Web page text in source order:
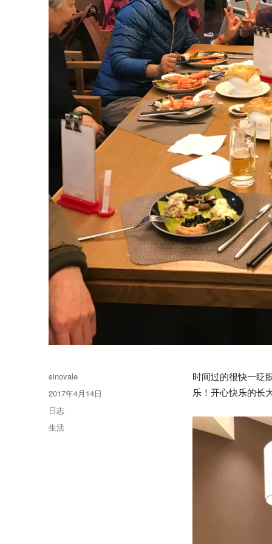
时间过的很快一眨
乐！开心快乐的长
作
者
sinovale
发
布
于
2017年4月14日
格
式
日志
分
生活